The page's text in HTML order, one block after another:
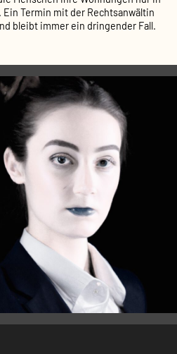
Termin mit der Rechtsanwältin
bleibt immer ein dringender Fall.
kanzlei
erlaubt
39/20
des
DAV)